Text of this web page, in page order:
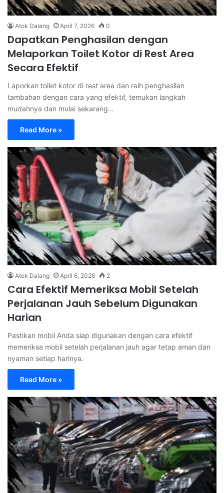
Atok Dalang April 7, 2026 0
Dapatkan Penghasilan dengan
Melaporkan Toilet Kotor di Rest Area
Secara Efektif
Laporkan toilet kotor di rest area dan raih penghasilan
tambahan dengan cara yang efektif, temukan langkah
mudahnya dan mulai sekarang…
Read More »
Atok Dalang April 6, 2026 2
Cara Efektif Memeriksa Mobil Setelah
Perjalanan Jauh Sebelum Digunakan
Harian
Pastikan mobil Anda siap digunakan dengan cara efektif
memeriksa mobil setelah perjalanan jauh agar tetap aman dan
nyaman setiap harinya.
Read More »